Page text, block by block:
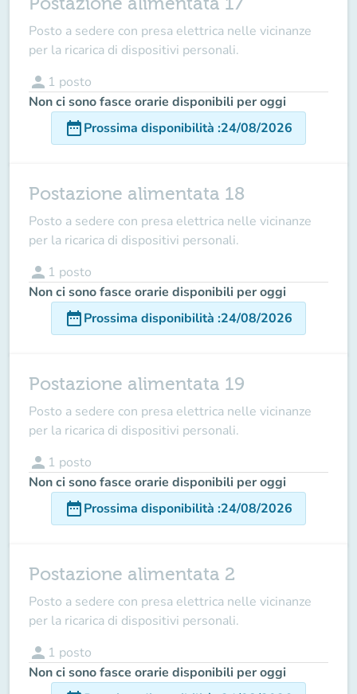
Posto a sedere con presa elettrica nelle vicinanze
per la ricarica di dispositivi personali.
person 1 posto
Non ci sono fasce orarie disponibili per oggi
date_rangeProssima disponibilità :24/08/2026
Postazione alimentata 18
Posto a sedere con presa elettrica nelle vicinanze
per la ricarica di dispositivi personali.
person 1 posto
Non ci sono fasce orarie disponibili per oggi
date_rangeProssima disponibilità :24/08/2026
Postazione alimentata 19
Posto a sedere con presa elettrica nelle vicinanze
per la ricarica di dispositivi personali.
person 1 posto
Non ci sono fasce orarie disponibili per oggi
date_rangeProssima disponibilità :24/08/2026
Postazione alimentata 2
Posto a sedere con presa elettrica nelle vicinanze
per la ricarica di dispositivi personali.
person 1 posto
Non ci sono fasce orarie disponibili per oggi